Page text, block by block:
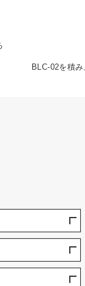
BLC-02を積